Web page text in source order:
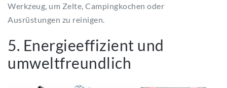
Werkzeug, um Zelte, Campingkochen oder
Ausrüstungen zu reinigen.
5. Energieeffizient und
umweltfreundlich